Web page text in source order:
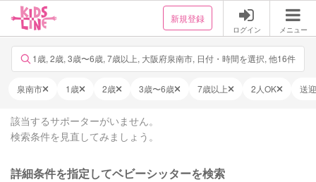
新規登録
ログイン メニュー
1歳, 2歳, 3歳〜6歳, 7歳以上, 大阪府泉南市, 日付・時間を選択, 他16件
泉南市 1歳 2歳 3歳〜6歳 7歳以上 2人OK 送
該当するサポーターがいません。
検索条件を見直してみましょう。
詳細条件を指定してベビーシッターを検索